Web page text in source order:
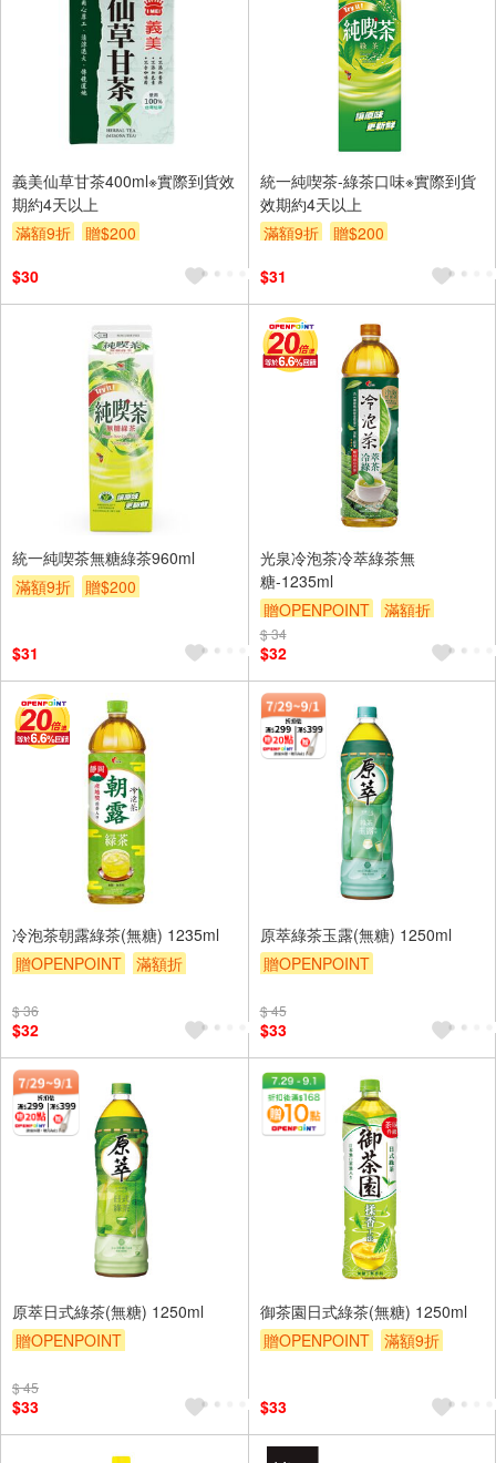
義美仙草甘茶400ml※實際到貨效
期約4天以上
滿額9折
贈$200
$30
統一純喫茶-綠茶口味※實際到貨
效期約4天以上
滿額9折
贈$200
$31
統一純喫茶無糖綠茶960ml
滿額9折
贈$200
$31
光泉冷泡茶冷萃綠茶無
糖-1235ml
贈OPENPOINT
滿額折
滿額9折
$ 34
$32
冷泡茶朝露綠茶(無糖) 1235ml
贈OPENPOINT
滿額折
$ 36
$32
原萃綠茶玉露(無糖) 1250ml
贈OPENPOINT
滿額9折
$ 45
$33
原萃日式綠茶(無糖) 1250ml
贈OPENPOINT
滿額9折
$ 45
$33
御茶園日式綠茶(無糖) 1250ml
贈OPENPOINT
滿額9折
$33